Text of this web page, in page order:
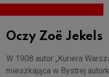
Oczy Zoë Jekels
W 1908 autor „Kuriera
mieszkająca w Bystrej